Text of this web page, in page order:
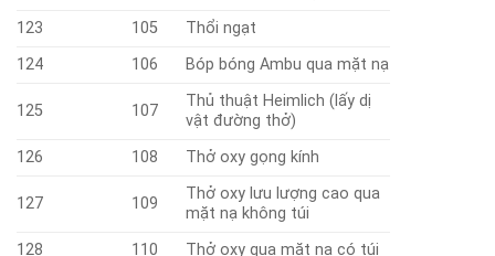
123
105
Thổi ngạt
124
106 Bóp bóng Ambu qua mặt nạ
125 107
Thủ thuật Heimlich (lấy dị
vật đường thở)
126
108 Thở oxy gọng kính
127 109
Thở oxy lưu lượng cao qua
mặt nạ không túi
128
110 Thở oxy qua mặt nạ có túi